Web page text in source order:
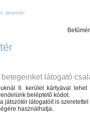
játszótér
betegeinket látogató
II. kerület kártyával
beléptető kódot.
játszótér látogatóit is szeretettel
használhatja.